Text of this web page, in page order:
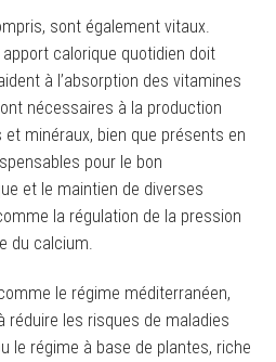
sont également vitaux.
calorique quotidien doit
à l’absorption des vitamines
nécessaires à la production
et minéraux, bien que présents en
pour le bon
et le maintien de diverses
la régulation de la pression
du calcium.
le régime méditerranéen,
réduire les risques de maladies
le régime à base de plantes, riche